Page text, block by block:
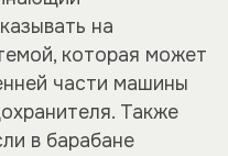
на
которая может
части машины
Также
в барабане